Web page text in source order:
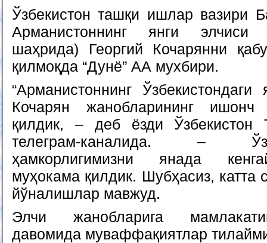
Ўзбекистон ташқи ишлар вазири
Арманистоннинг янги элчиси
шаҳрида) Георгий Кочарянни
қилмоқда “Дунё” АА мухбири.
“Арманистоннинг
Кочарян жанобларининг ишонч
қилдик, – деб ёзди Ўзбекистон
телеграм-каналида. –
ҳамкорлигимизни янада
муҳокама қилдик. Шубҳасиз, катта
йўналишлар мавжуд.
Элчи жанобларига
давомида муваффақиятлар